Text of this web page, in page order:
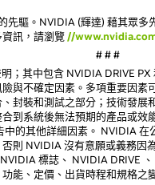
先驅。NVIDIA (輝達) 藉其眾
訊，請瀏覽//
# # #
；其中包含 NVIDIA DRIVE
與不確定因素。多項重要因
封裝和測試之部分；技術發
到系統後無法預期的產品或
的其他詳細因素。 NVIDIA
則 NVIDIA 沒有意願或義務
標誌、 NVIDIA DRIVE
能、定價、出貨時程和規格之